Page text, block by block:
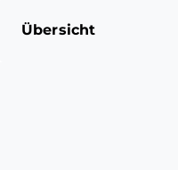
Übersicht